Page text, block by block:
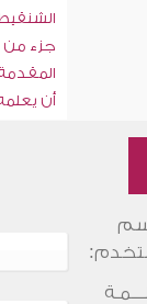
جزء من
أن يعلمه